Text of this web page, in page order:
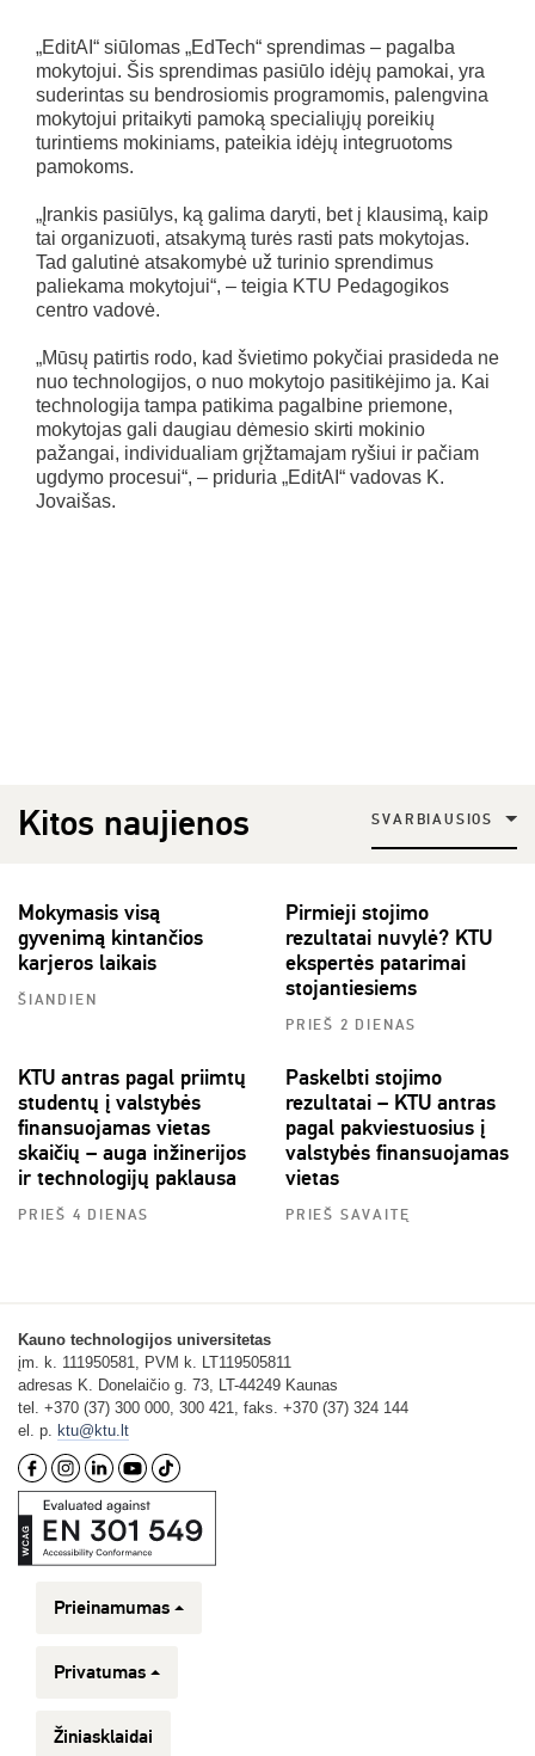
„EditAI“ siūlomas „EdTech“ sprendimas – pagalba
mokytojui. Šis sprendimas pasiūlo idėjų pamokai, yra
suderintas su bendrosiomis programomis, palengvina
mokytojui pritaikyti pamoką specialiųjų poreikių
turintiems mokiniams, pateikia idėjų integruotoms
pamokoms.
„Įrankis pasiūlys, ką galima daryti, bet į klausimą, kaip
tai organizuoti, atsakymą turės rasti pats mokytojas.
Tad galutinė atsakomybė už turinio sprendimus
paliekama mokytojui“, – teigia KTU Pedagogikos
centro vadovė.
„Mūsų patirtis rodo, kad švietimo pokyčiai prasideda ne
nuo technologijos, o nuo mokytojo pasitikėjimo ja. Kai
technologija tampa patikima pagalbine priemone,
mokytojas gali daugiau dėmesio skirti mokinio
pažangai, individualiam grįžtamajam ryšiui ir pačiam
ugdymo procesui“, – priduria „EditAI“ vadovas K.
Jovaišas.
Kitos naujienos SVARBIAUSIOS
Mokymasis visą
gyvenimą kintančios
karjeros laikais
ŠIANDIEN
Pirmieji stojimo
rezultatai nuvylė? KTU
ekspertės patarimai
stojantiesiems
PRIEŠ 2 DIENAS
KTU antras pagal priimtų
studentų į valstybės
finansuojamas vietas
skaičių – auga inžinerijos
ir technologijų paklausa
PRIEŠ 4 DIENAS
Paskelbti stojimo
rezultatai – KTU antras
pagal pakviestuosius į
valstybės finansuojamas
vietas
PRIEŠ SAVAITĘ
Kauno technologijos universitetas
įm. k. 111950581, PVM k. LT119505811
adresas K. Donelaičio g. 73, LT-44249 Kaunas
tel. +370 (37) 300 000, 300 421, faks. +370 (37) 324 144
el. p.
ktu@ktu.lt
Prieinamumas
Privatumas
Žiniasklaidai